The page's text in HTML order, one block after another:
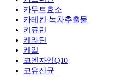
카무트효소
카테킨·녹차추출물
커큐민
케라틴
케일
코엔자임Q10
코유산균